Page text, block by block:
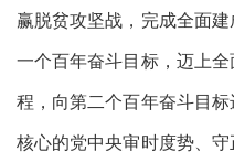
赢脱贫攻坚战，完成全面
一个百年奋斗目标，迈上
程，向第二个百年奋斗目
核心的党中央审时度势、守